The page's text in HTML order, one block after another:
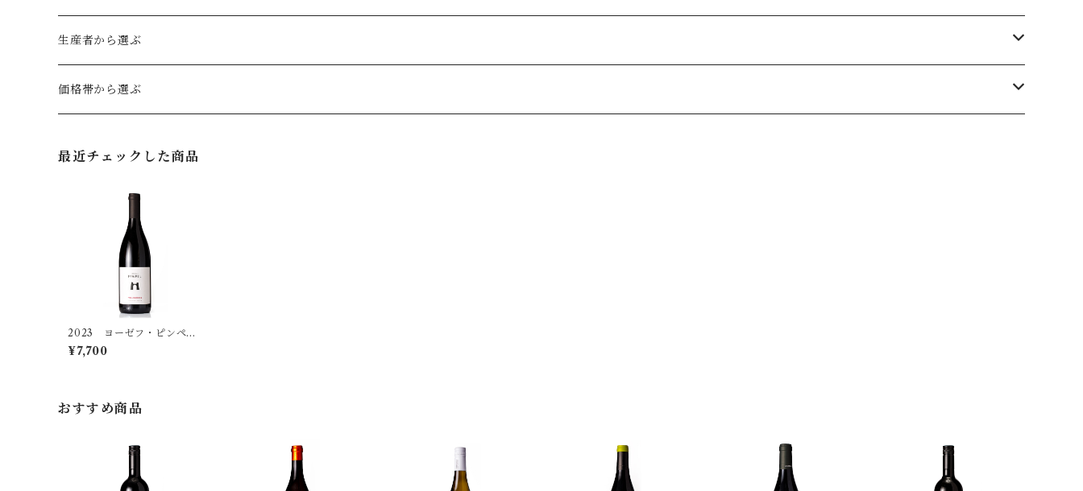
フルボディ
ミディアムボディ
白ワイン
辛口
ロゼワイン
ドイツ
ファルツ
オーストリア
生産者から選ぶ
ヴェルトナー
シュヴェートヘルム
シュマハテンベルガー
プリューガー
価格帯から選ぶ
5,000円（税込）〜7,999円（税込）
8,000円（税込）〜
最近チェックした商品
2023 ヨーゼフ・ピンペ
ル ブラウフレンキッシ
ュ プレレンキルヒェン
¥7,700
おすすめ商品